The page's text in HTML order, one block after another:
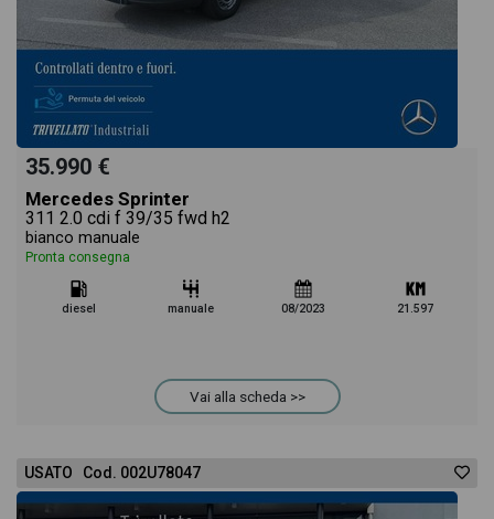
35.990 €
Mercedes Sprinter
311 2.0 cdi f 39/35 fwd h2
bianco manuale
Pronta consegna
diesel manuale 08/2023 21.597
Vai alla scheda >>
USATO Cod. 002U78047